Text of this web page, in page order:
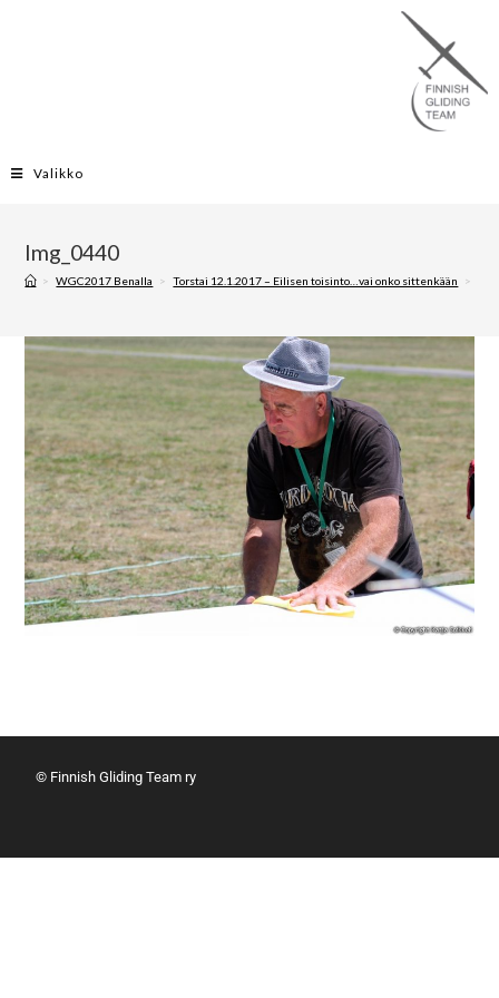
Valikko
Img_0440
> WGC2017 Benalla > Torstai 12.1.2017 – Eilisen toisinto…vai onko sittenkään >
© Finnish Gliding Team ry